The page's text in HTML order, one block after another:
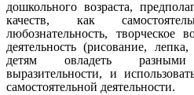
дошкольного возраста,
качеств, как
любознательность, творческое
деятельность (рисование,
детям овладеть
выразительности, и
самостоятельной деятельности.